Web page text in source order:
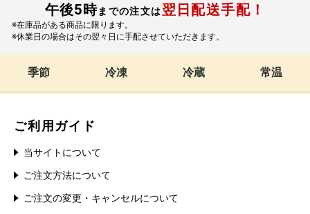
午後5時までの注文は翌日配送手配！
※在庫品がある商品に限ります。
※休業日の場合はその翌々日に手配させていただきます。
季節 冷凍 冷蔵 常温
ご利用ガイド
当サイトについて
ご注文方法について
ご注文の変更・キャンセルについて